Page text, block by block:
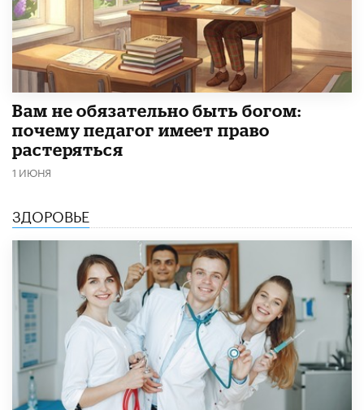
​Вам не обязательно быть богом:
почему педагог имеет право
растеряться
1 ИЮНЯ
ЗДОРОВЬЕ